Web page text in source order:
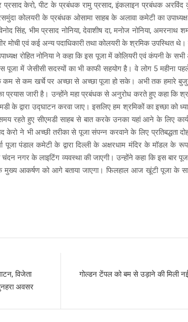
केरो, पीट के प्रबंधक रामु प्रसाद, इंकलाइन प्रबंधक अरविंद
कोलयरी के प्रबंधक ओसामा साहब के अलावा कमेटी का उपाध्यक्ष सह
भीम प्रसाद नोनिया, देवाशीष दा, मनोज नोनिया, अमरनाथ
मोची एवं कई अन्य पदाधिकारी तथा कोलयरी के श्रमिक उपस्थित थे।
रोहित नोनिया ने कहा कि इस पूजा में कोलियरी एवं कंपनी के सभी
में जेसीसी सदस्यों का भी काफी सहयोग है। वे लोग 5 महीना
से कम खर्चे पर अच्छा से अच्छा पूजा हो सके। अभी तक हमारे
प्रयास जारी है। उन्होंने महा प्रबंधक से अनुरोध करते हुए कहा कि
के द्वारा उद्घाटन करवा जाए। इसलिए हम श्रमिकों का इच्छा को
रहते हुए सीएमडी साहब से बात करके उनका यहां आने के लिए
केरो ने भी अच्छी तरीका से पूजा संपन्न करवाने के लिए प्रतिबद्धता
पूजा पंडाल कमेटी के द्वारा दिल्ली के अक्षरधाम मंदिर के मॉडल के
नगर के लाइटिंग व्यवस्था की जाएगी। उन्होंने कहा कि इस बार
आकर्षण को आगे बताया जाएगा। फिलहाल आज खूंटी पूजा के साथ
विजेता
अवसर
गोल्डन टेंपल को बम से उड़ाने की मिली